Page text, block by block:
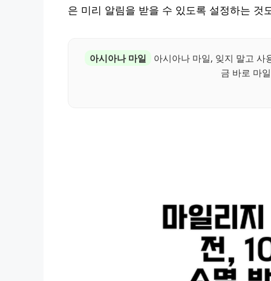
은 미리 알림을 받을 수 있도록 설정하는 것
아시아나 마일
아시아나 마일, 잊지 말고 사
금 바로 마